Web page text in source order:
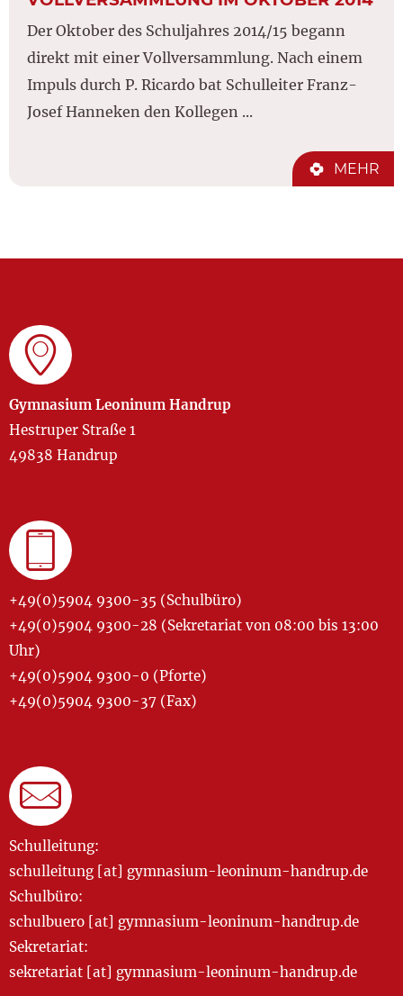
Der Oktober des Schuljahres 2014/15 begann
direkt mit einer Vollversammlung. Nach einem
Impuls durch P. Ricardo bat Schulleiter Franz-
Josef Hanneken den Kollegen ...
MEHR
Gymnasium Leoninum Handrup
Hestruper Straße 1
49838 Handrup
+49(0)5904 9300-35 (Schulbüro)
+49(0)5904 9300-28 (Sekretariat von 08:00 bis 13:00
Uhr)
+49(0)5904 9300-0 (Pforte)
+49(0)5904 9300-37 (Fax)
Schulleitung:
schulleitung [at] gymnasium-leoninum-handrup.de
Schulbüro:
schulbuero [at] gymnasium-leoninum-handrup.de
Sekretariat:
sekretariat [at] gymnasium-leoninum-handrup.de